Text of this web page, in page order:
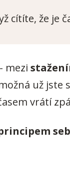
cítíte, že je
mezi
už jste
vrátí